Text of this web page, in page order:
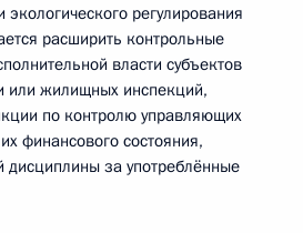
регулирования
расширить контрольные
власти субъектов
или жилищных инспекций,
по контролю управляющих
финансового состояния,
за употреблённые